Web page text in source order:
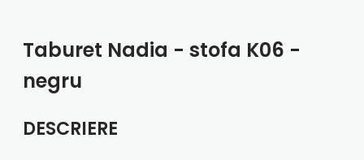
Taburet Nadia - stofa K06 -
negru
DESCRIERE